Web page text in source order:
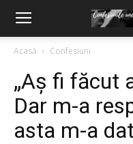
Acasă Confesiuni
„Aș fi făcut
Dar m-a
asta m-a